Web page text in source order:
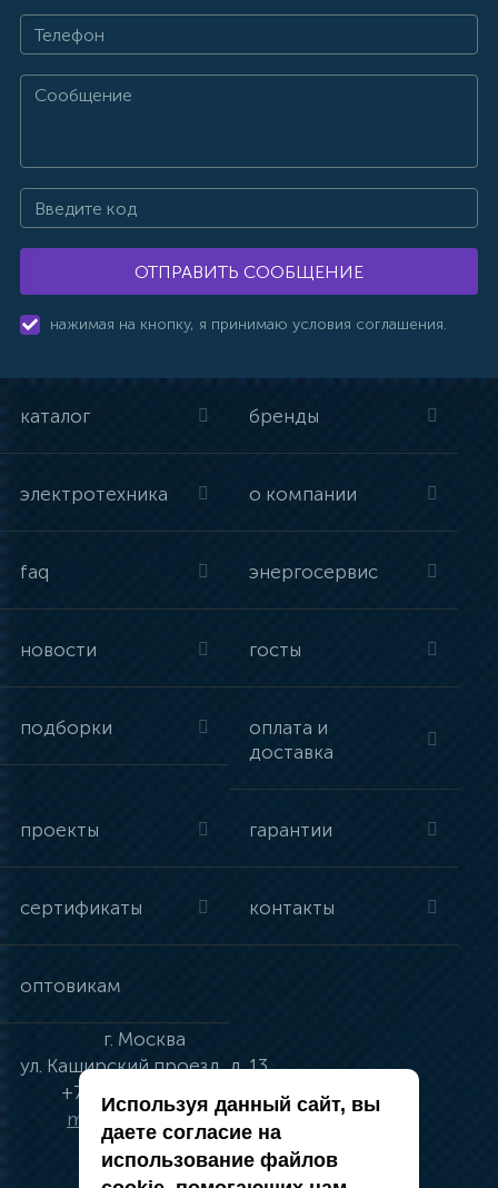
ОТПРАВИТЬ СООБЩЕНИЕ
нажимая на кнопку, я принимаю условия соглашения.
каталог бренды
электротехника о компании
faq энергосервис
новости госты
подборки
оплата и
доставка
проекты гарантии
сертификаты контакты
оптовикам
г. Москва
ул. Каширский проезд, д. 13
+7 (495) 134-41-83
moskva@vincci.ru
Используя данный сайт, вы
даете согласие на
использование файлов